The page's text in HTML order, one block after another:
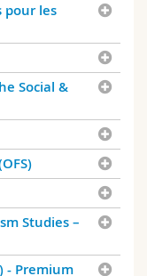
pour les
Social &
Studies –
- Premium